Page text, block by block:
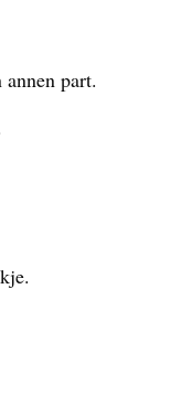
part.